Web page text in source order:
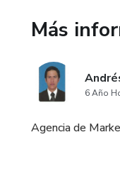
Más
6 Año
Agencia de